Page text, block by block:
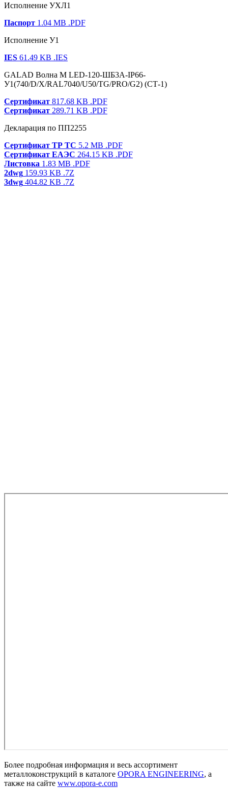
Исполнение УХЛ1
Паспорт 1.04 MB .PDF
Исполнение У1
IES 61.49 KB .IES
GALAD Волна M LED-120-ШБ3А-IP66-
У1(740/D/X/RAL7040/U50/TG/PRO/G2) (СТ-1)
Сертификат 817.68 KB .PDF
Сертификат 289.71 KB .PDF
Декларация по ПП2255
Сертификат ТР ТС 5.2 MB .PDF
Сертификат ЕАЭС 264.15 KB .PDF
Листовка 1.83 MB .PDF
2dwg 159.93 KB .7Z
3dwg 404.82 KB .7Z
Более подробная информация и весь ассортимент
металлоконструкций в каталоге OPORA ENGINEERING, а
также на сайте www.opora-e.com